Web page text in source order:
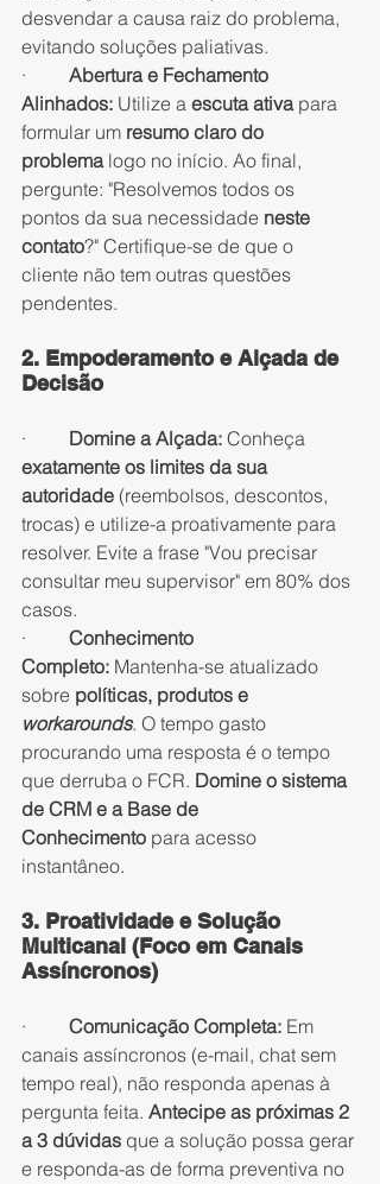
desvendar a causa raiz do problema,
evitando soluções paliativas.
· Abertura e Fechamento
Alinhados: Utilize a escuta ativa para
formular um resumo claro do
problema logo no início. Ao final,
pergunte: "Resolvemos todos os
pontos da sua necessidade neste
contato?" Certifique-se de que o
cliente não tem outras questões
pendentes.
2. Empoderamento e Alçada de
Decisão
· Domine a Alçada: Conheça
exatamente os limites da sua
autoridade (reembolsos, descontos,
trocas) e utilize-a proativamente para
resolver. Evite a frase "Vou precisar
consultar meu supervisor" em 80% dos
casos.
· Conhecimento
Completo: Mantenha-se atualizado
sobre políticas, produtos e
workarounds. O tempo gasto
procurando uma resposta é o tempo
que derruba o FCR. Domine o sistema
de CRM e a Base de
Conhecimento para acesso
instantâneo.
3. Proatividade e Solução
Multicanal (Foco em Canais
Assíncronos)
· Comunicação Completa: Em
canais assíncronos (e-mail, chat sem
tempo real), não responda apenas à
pergunta feita. Antecipe as próximas 2
a 3 dúvidas que a solução possa gerar
e responda-as de forma preventiva no